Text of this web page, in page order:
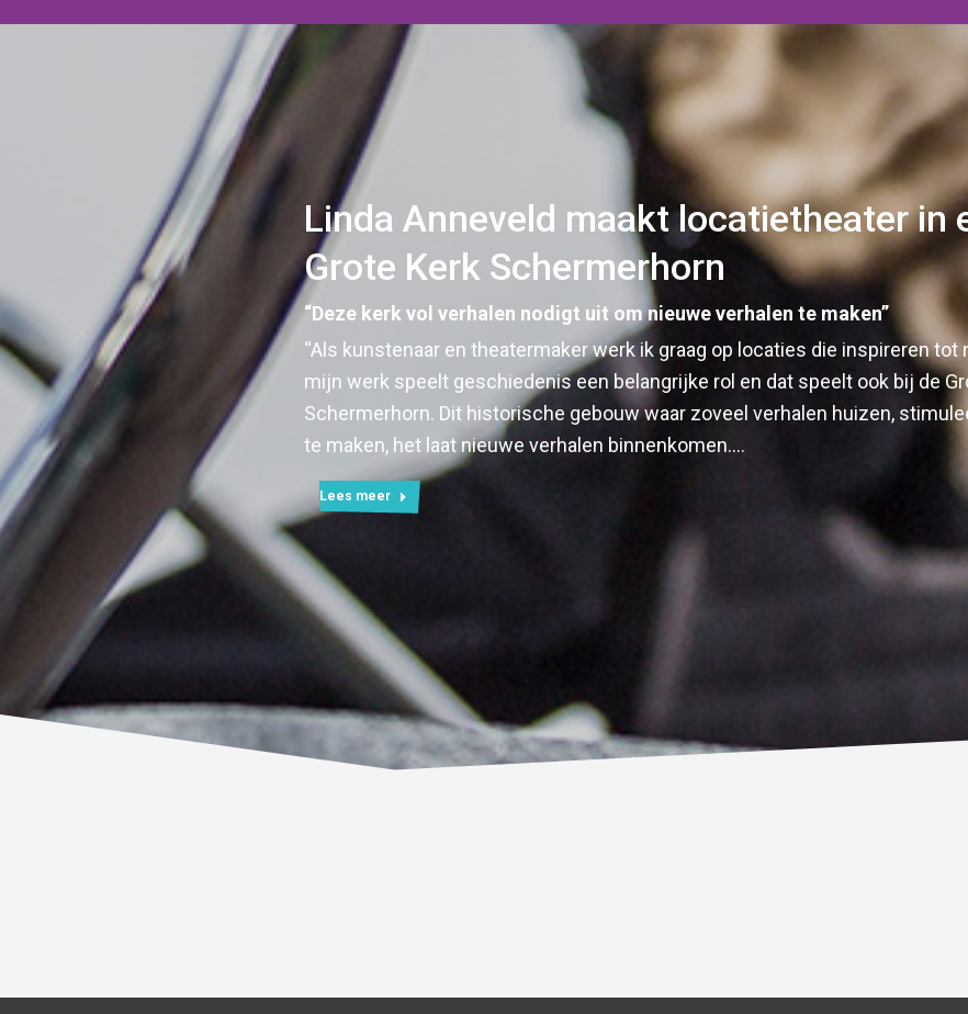
Linda Anneveld maakt locatietheater in
Grote Kerk Schermerhorn
“Deze kerk vol verhalen nodigt uit om nieuwe verhalen te maken”
“Als kunstenaar en theatermaker werk ik graag op locaties die inspireren tot
mijn werk speelt geschiedenis een belangrijke rol en dat speelt ook bij de
Schermerhorn. Dit historische gebouw waar zoveel verhalen huizen,
te maken, het laat nieuwe verhalen binnenkomen.…
Lees meer